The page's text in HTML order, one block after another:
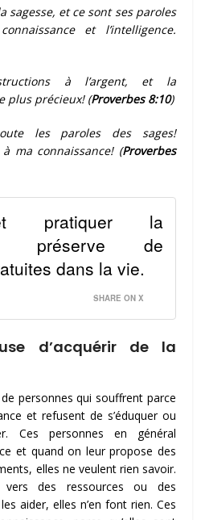
sagesse, et ce sont ses paroles
et l’intelligence.
à l’argent, et la
plus précieux! (Proverbes 8:10)
les paroles des sages!
ma connaissance! (Proverbes
pratiquer la
préserve de
dans la vie.
SHARE ON X
d’acquérir de la
personnes qui souffrent parce
et refusent de s’éduquer ou
Ces personnes en général
et quand on leur propose des
elles ne veulent rien savoir.
des ressources ou des
aider, elles n’en font rien. Ces